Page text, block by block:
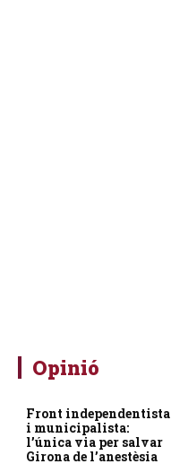
Opinió
Front independentista
i municipalista:
l’única via per salvar
Girona de l’anestèsia